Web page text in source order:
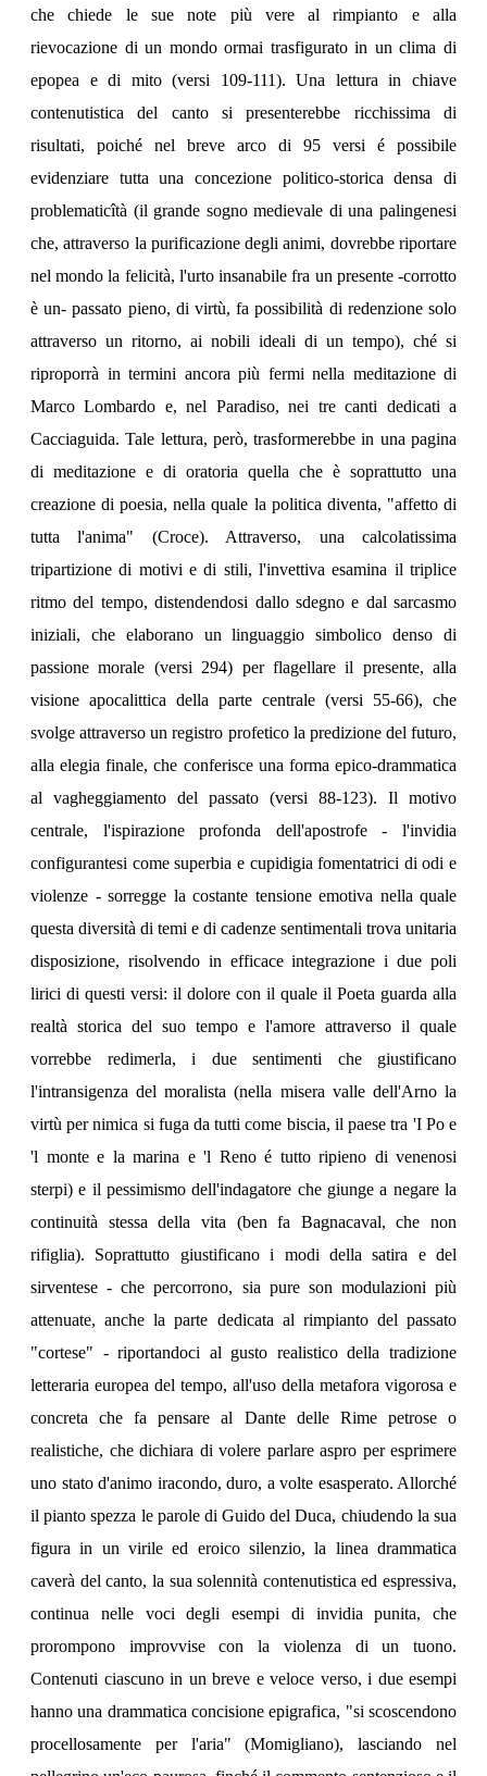
che chiede le sue note più vere al rimpianto e alla
rievocazione di un mondo ormai trasfigurato in un clima di
epopea e di mito (versi 109-111). Una lettura in chiave
contenutistica del canto si presenterebbe ricchissima di
risultati, poiché nel breve arco di 95 versi é possibile
evidenziare tutta una concezione politico-storica densa di
problematicîtà (il grande sogno medievale di una palingenesi
che, attraverso la purificazione degli animi, dovrebbe riportare
nel mondo la felicità, l'urto insanabile fra un presente -corrotto
è un- passato pieno, di virtù, fa possibilità di redenzione solo
attraverso un ritorno, ai nobili ideali di un tempo), ché si
riproporrà in termini ancora più fermi nella meditazione di
Marco Lombardo e, nel Paradiso, nei tre canti dedicati a
Cacciaguida. Tale lettura, però, trasformerebbe in una pagina
di meditazione e di oratoria quella che è soprattutto una
creazione di poesia, nella quale la politica diventa, "affetto di
tutta l'anima" (Croce). Attraverso, una calcolatissima
tripartizione di motivi e di stili, l'invettiva esamina il triplice
ritmo del tempo, distendendosi dallo sdegno e dal sarcasmo
iniziali, che elaborano un linguaggio simbolico denso di
passione morale (versi 294) per flagellare il presente, alla
visione apocalittica della parte centrale (versi 55-66), che
svolge attraverso un registro profetico la predizione del futuro,
alla elegia finale, che conferisce una forma epico-drammatica
al vagheggiamento del passato (versi 88-123). Il motivo
centrale, l'ispirazione profonda dell'apostrofe - l'invidia
configurantesi come superbia e cupidigia fomentatrici di odi e
violenze - sorregge la costante tensione emotiva nella quale
questa diversità di temi e di cadenze sentimentali trova unitaria
disposizione, risolvendo in efficace integrazione i due poli
lirici di questi versi: il dolore con il quale il Poeta guarda alla
realtà storica del suo tempo e l'amore attraverso il quale
vorrebbe redimerla, i due sentimenti che giustificano
l'intransigenza del moralista (nella misera valle dell'Arno la
virtù per nimica si fuga da tutti come biscia, il paese tra 'I Po e
'l monte e la marina e 'l Reno é tutto ripieno di venenosi
sterpi) e il pessimismo dell'indagatore che giunge a negare la
continuità stessa della vita (ben fa Bagnacaval, che non
rifiglia). Soprattutto giustificano i modi della satira e del
sirventese - che percorrono, sia pure son modulazioni più
attenuate, anche la parte dedicata al rimpianto del passato
"cortese" - riportandoci al gusto realistico della tradizione
letteraria europea del tempo, all'uso della metafora vigorosa e
concreta che fa pensare al Dante delle Rime petrose o
realistiche, che dichiara di volere parlare aspro per esprimere
uno stato d'animo iracondo, duro, a volte esasperato. Allorché
il pianto spezza le parole di Guido del Duca, chiudendo la sua
figura in un virile ed eroico silenzio, la linea drammatica
caverà del canto, la sua solennità contenutistica ed espressiva,
continua nelle voci degli esempi di invidia punita, che
prorompono improvvise con la violenza di un tuono.
Contenuti ciascuno in un breve e veloce verso, i due esempi
hanno una drammatica concisione epigrafica, "si scoscendono
procellosamente per l'aria" (Momigliano), lasciando nel